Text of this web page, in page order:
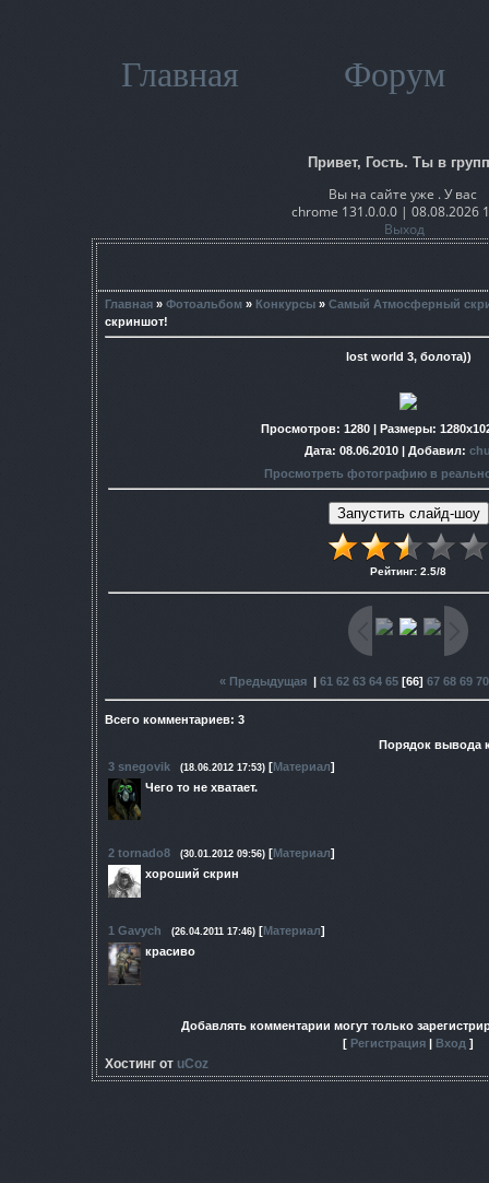
Главная Форум
Привет, Гость. Ты в
Вы на сайте уже . У вас
chrome 131.0.0.0 | 08.08.2026
Выход
Главная » Фотоальбом » Конкурсы » Самый Атмосферный
скриншот!
lost world 3, болота))
Просмотров: 1280 | Размеры:
Дата: 08.06.2010 | Добавил:
Просмотреть фотографию в
Рейтинг: 2.5/8
« Предыдущая| 61 62 63 64 65[66] 67 68 69 70
Всего комментариев: 3
Порядок вывода
3 snegovik (18.06.2012 17:53) [Материал]
Чего то не хватает.
2 tornado8 (30.01.2012 09:56) [Материал]
хороший скрин
1 Gavych (26.04.2011 17:46) [Материал]
красиво
Добавлять комментарии могут только
[ Регистрация Вход ]
Хостинг от uCoz